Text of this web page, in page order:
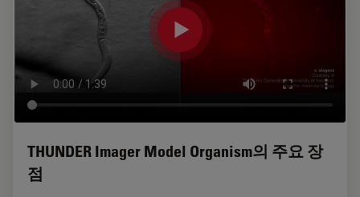
THUNDER Imager Model Organism의 주요 장
점